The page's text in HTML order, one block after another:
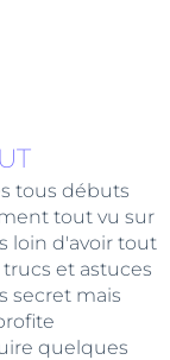
tous débuts
tout vu sur
loin d'avoir tout
et astuces
secret mais
quelques